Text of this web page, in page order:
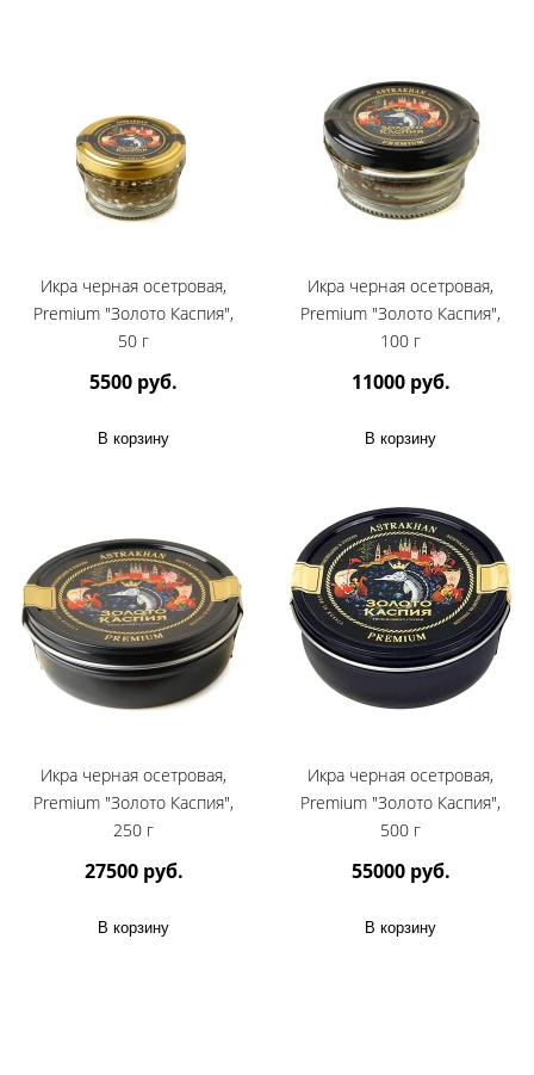
Икра черная осетровая,
Premium "Золото Каспия",
50 г
5500 руб.
В корзину
Икра черная осетровая,
Premium "Золото Каспия",
100 г
11000 руб.
В корзину
Икра черная осетровая,
Premium "Золото Каспия",
250 г
27500 руб.
В корзину
Икра черная осетровая,
Premium "Золото Каспия",
500 г
55000 руб.
В корзину